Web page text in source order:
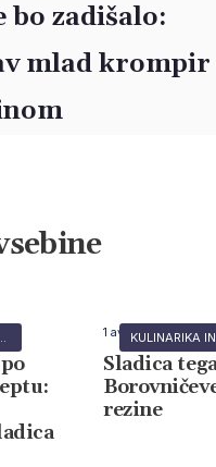
bo zadišalo:
mlad krompir
RECEPTI 1 avgusta, 2026
Sladica
rezine